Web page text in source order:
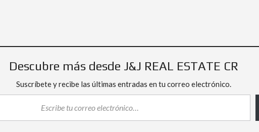
Descubre más desde J&J REAL ESTATE CR
Suscríbete y recibe las últimas entradas en tu correo electrónico.